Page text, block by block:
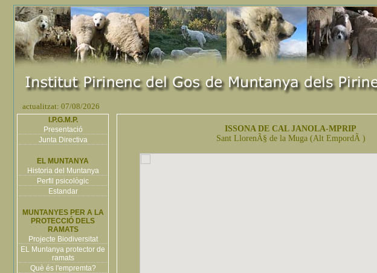
actualitzat: 07/08/2026
I.P.G.M.P.
Presentació
Junta Directiva
EL MUNTANYA
Historia del Muntanya
Perfil psicològic
Estandar
MUNTANYES PER A LA
PROTECCIÓ DELS
RAMATS
Projecte Biodiversitat
EL Muntanya protector de
ramats
Què és l'empremta?
ISSONA DE CAL JANOLA-MPRIP
Sant LlorenÃ§ de la Muga (Alt EmpordÃ )